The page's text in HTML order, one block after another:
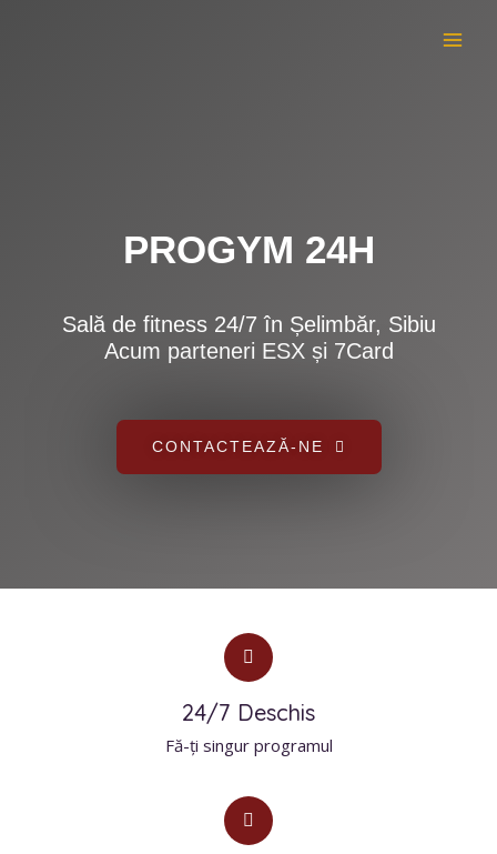
PROGYM 24H
Sală de fitness 24/7 în Șelimbăr, Sibiu
Acum parteneri ESX și 7Card
CONTACTEAZĂ-NE
24/7 Deschis
Fă-ți singur programul